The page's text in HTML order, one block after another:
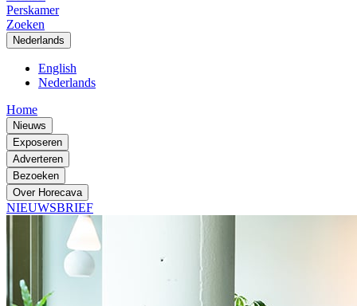
Perskamer
Zoeken
Nederlands
English
Nederlands
Home
Nieuws
Exposeren
Adverteren
Bezoeken
Over Horecava
NIEUWSBRIEF